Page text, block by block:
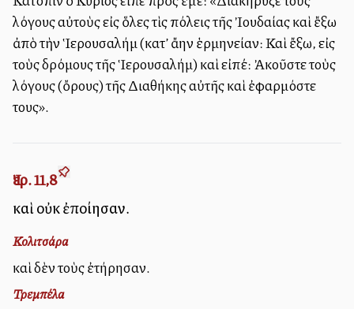
λόγους αὐτοὺς εἰς ὅλες τὶς πόλεις τῆς Ἰουδαίας καὶ ἔξω
ἀπὸ τὴν Ἱερουσαλήμ (κατ’ ἄλλην ἑρμηνείαν: Καὶ ἔξω, εἰς
τοὺς δρόμους τῆς Ἱερουσαλήμ) καὶ εἰπέ: Ἀκοῦστε τοὺς
λόγους (ὄρους) τῆς Διαθήκης αὐτῆς καὶ ἐφαρμόστε
τους».
Ἰερ. 11,8
καὶ οὐκ ἐποίησαν.
Κολιτσάρα
καὶ δὲν τοὺς ἐτήρησαν.
Τρεμπέλα